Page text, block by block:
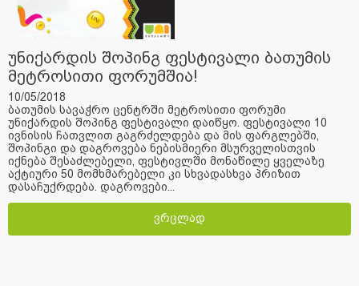
უნიქარდის შოპინგ ფესტივალი ბათუმის
მეტროსითი ფორუმშია!
10/05/2018
ბათუმის სავაჭრო ცენტრში მეტროსითი ფორუმი
უნიქარდის შოპინგ ფესტივალი დაიწყო. ფესტივალი 10
ივნისის ჩათვლით გაგრძელდება და მის ფარგლებში,
შოპინგი და დაგროვება ნებისმიერი მსურველისთვის
იქნება შესაძლებელი, ფესტივლში მონაწილე ყველაზე
აქტიური 50 მომხმარებელი კი სხვადასხვა პრიზით
დასაჩუქრდება. დაგროვები...
ვრცლად